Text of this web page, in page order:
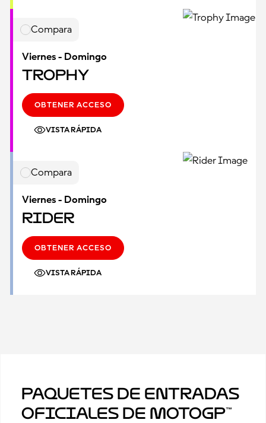
Compara
Viernes - Domingo
Trophy
OBTENER ACCESO
VISTA RÁPIDA
Compara
Viernes - Domingo
Rider
OBTENER ACCESO
VISTA RÁPIDA
Paquetes de Entradas
Oficiales de MotoGP™